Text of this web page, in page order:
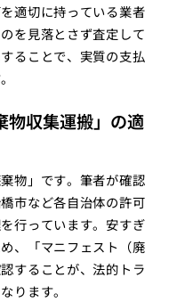
適切に持っている業者
を見落とさず査定して
ることで、実質の支払
物収集運搬」の適
物」です。筆者が確認
市など各自治体の許可
行っています。安すぎ
、「マニフェスト（廃
することが、法的トラ
ります。